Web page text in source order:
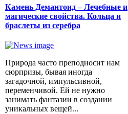
Камень Демантоид – Лечебные и
магические свойства. Кольца и
браслеты из серебра
Природа часто преподносит нам
сюрпризы, бывая иногда
загадочной, импульсивной,
переменчивой. Ей не нужно
занимать фантазии в создании
уникальных вещей...